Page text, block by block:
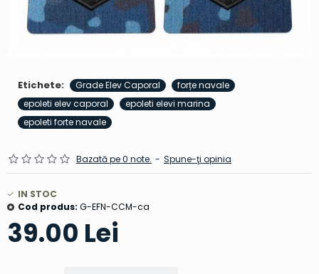
Etichete: Grade Elev Caporal
forțe navale
epoleti elev caporal
epoleti elevi marina
epoleti forte navale
Bazată pe 0 note. - Spune-ţi opinia
39.00 Lei
IN STOC
Cod produs: G-EFN-CCM-ca